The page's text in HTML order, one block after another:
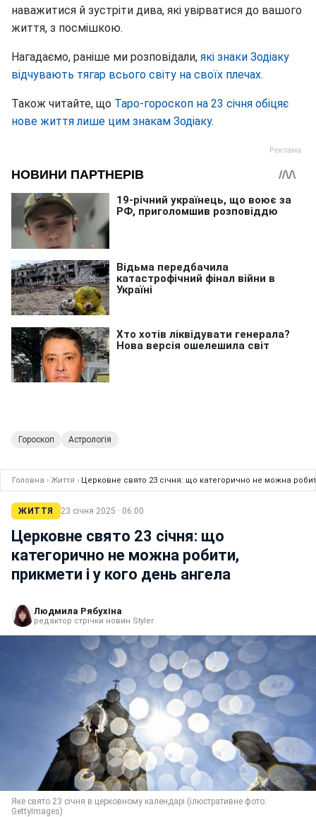
наважитися й зустріти дива, які увірватися до вашого
життя, з посмішкою.
Нагадаємо, раніше ми розповідали, які знаки Зодіаку
відчувають тягар всього світу на своїх плечах.
Також читайте, що Таро-гороскоп на 23 січня обіцяє
нове життя лише цим знакам Зодіаку.
Гороскоп Астрологія
Головна › Життя › Церковне свято 23 січня: що категорично не можна
ЖИТТЯ 23 січня 2025 · 06:00
Церковне свято 23 січня: що
категорично не можна робити,
прикмети і у кого день ангела
Людмила Рябухіна
редактор стрічки новин Styler
Яке свято 23 січня в церковному календарі (ілюстративне фото:
GettyImages)